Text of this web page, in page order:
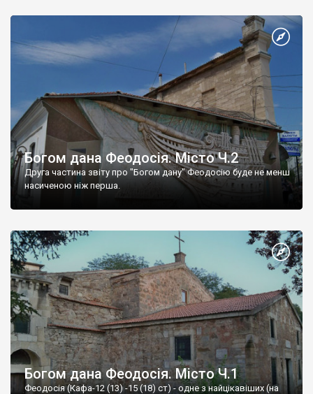
Богом дана Феодосія. Місто Ч.2
Друга частина звіту про "Богом дану" Феодосію буде не менш
насиченою ніж перша.
Богом дана Феодосія. Місто Ч.1
Феодосія (Кафа-12 (13) -15 (18) ст) - одне з найцікавіших (на